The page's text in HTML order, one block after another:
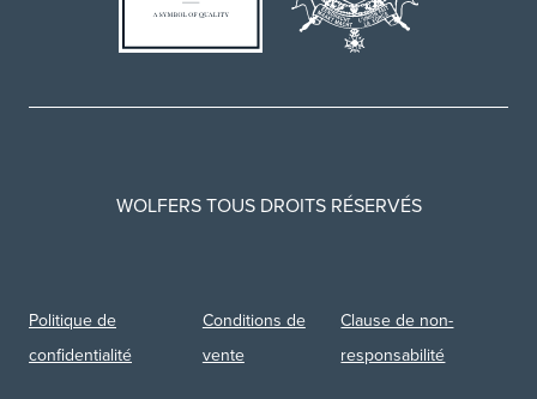
WOLFERS TOUS DROITS RÉSERVÉS
Politique de
confidentialité
Conditions de
vente
Clause de non-
responsabilité